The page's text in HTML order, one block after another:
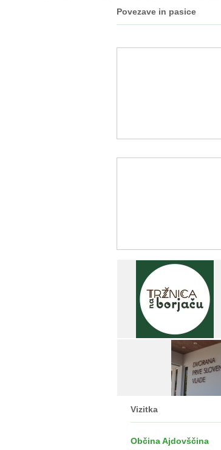
Povezave in pasice
Vizitka
Občina Ajdovščina